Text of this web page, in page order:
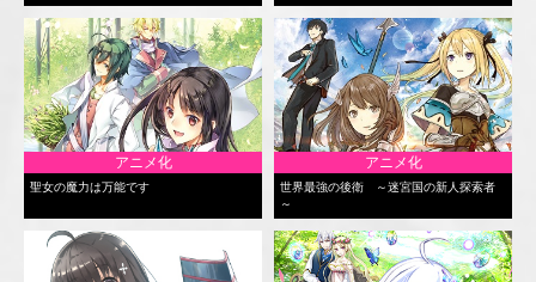
アニメ化
聖女の魔力は万能です
アニメ化
世界最強の後衛 ～迷宮国の新人探索者
～